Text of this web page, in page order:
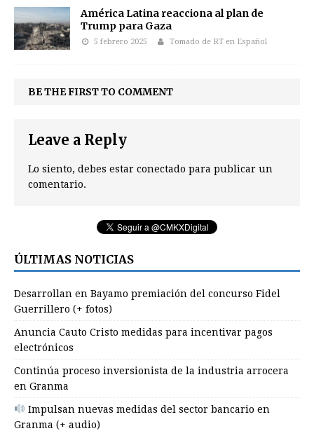
América Latina reacciona al plan de
Trump para Gaza
5 febrero 2025 Tomado de RT en Español
BE THE FIRST TO COMMENT
Leave a Reply
Lo siento, debes estar conectado para publicar un
comentario.
ÚLTIMAS NOTICIAS
Desarrollan en Bayamo premiación del concurso Fidel
Guerrillero (+ fotos)
Anuncia Cauto Cristo medidas para incentivar pagos
electrónicos
Continúa proceso inversionista de la industria arrocera
en Granma
Impulsan nuevas medidas del sector bancario en
Granma (+ audio)